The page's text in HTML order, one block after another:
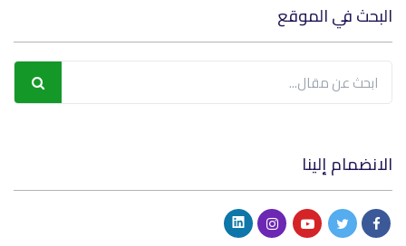
البحث في الموقع
الانضمام إلينا